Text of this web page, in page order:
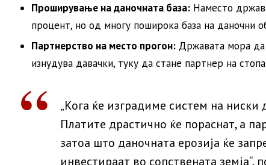
Проширување на даночната база: Наместо
процент, но од многу поширока база на даночни
Партнерство на место прогон: Државата мора да
изнудува давачки, туку да стане партнер на
„Кога ќе изградиме систем на ниски
Платите драстично ќе пораснат, а
затоа што даночната ерозија ќе
инвестираат во сопствената